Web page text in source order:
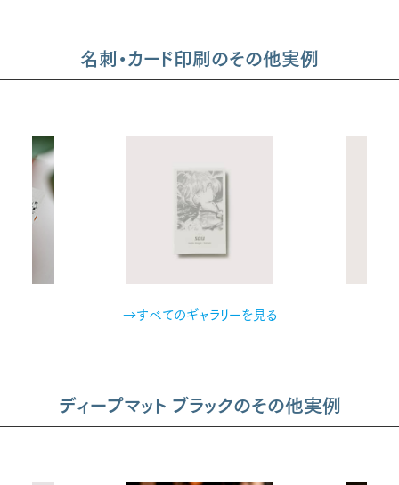
名刺・カード印刷のその他実例
→すべてのギャラリーを見る
ディープマット ブラックのその他実例